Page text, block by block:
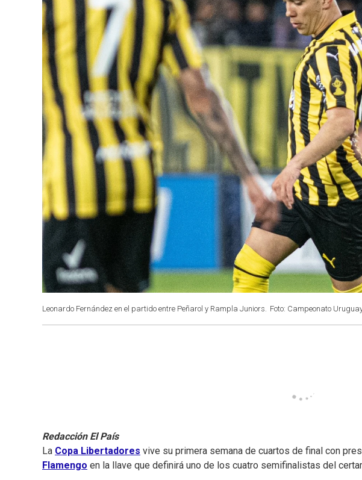
Leonardo Fernández en el partido entre Peñarol y Rampla Juniors. Foto: Campeonato
Redacción El País
La Copa Libertadores vive su primera semana de cuartos de final con
Flamengo en la llave que definirá uno de los cuatro semifinalistas del